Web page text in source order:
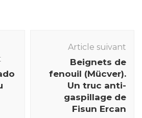
Article suivant
Beignets de
fenouil (Mücver).
Un truc anti-
gaspillage de
Fisun Ercan